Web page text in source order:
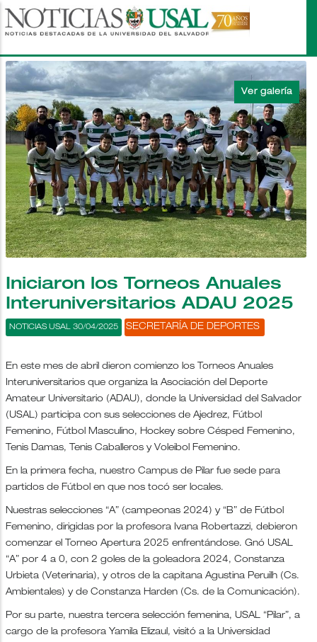
Pasar
al
principal
Iniciaron los Torneos Anuales
Interuniversitarios ADAU 2025
SECRETARÍA DE DEPORTES
NOTICIAS USAL 30/04/2025
En este mes de abril dieron comienzo los Torneos Anuales
Interuniversitarios que organiza la Asociación del Deporte
Amateur Universitario (ADAU), donde la Universidad del Salvador
(USAL) participa con sus selecciones de Ajedrez, Fútbol
Femenino, Fútbol Masculino, Hockey sobre Césped Femenino,
Tenis Damas, Tenis Caballeros y Voleibol Femenino.
En la primera fecha, nuestro Campus de Pilar fue sede para
partidos de Fútbol en que nos tocó ser locales.
Nuestras selecciones “A” (campeonas 2024) y “B” de Fútbol
Femenino, dirigidas por la profesora Ivana Robertazzi, debieron
comenzar el Torneo Apertura 2025 enfrentándose. Gnó USAL
“A” por 4 a 0, con 2 goles de la goleadora 2024, Constanza
Urbieta (Veterinaria), y otros de la capitana Agustina Peruilh (Cs.
Ambientales) y de Constanza Harden (Cs. de la Comunicación).
Por su parte, nuestra tercera selección femenina, USAL “Pilar”, a
cargo de la profesora Yamila Elizaul, visitó a la Universidad